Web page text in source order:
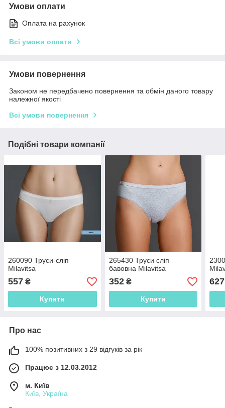
Умови оплати
Оплата на рахунок
Всі умови оплати
Умови повернення
Законом не передбачено повернення та обмін даного товару
належної якості
Всі умови повернення
Подібні товари компанії
260090 Труси-сліп
Milavitsa
557 ₴
Купити
265430 Труси сліп
бавовна Milavitsa
352₴
Купити
627
Про нас
100% позитивних з 29 відгуків за рік
Працює з 12.03.2012
м. Київ
Київ, Україна